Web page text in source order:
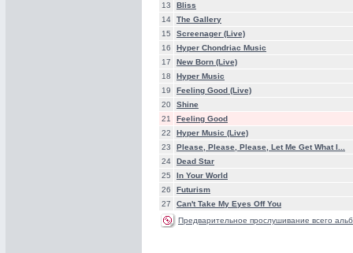
13
Bliss
14
The Gallery
15
Screenager (Live)
16
Hyper Chondriac Music
17
New Born (Live)
18
Hyper Music
19
Feeling Good (Live)
20
Shine
21
Feeling Good
22
Hyper Music (Live)
23
Please, Please, Please, Let Me Get What I...
24
Dead Star
25
In Your World
26
Futurism
27
Can't Take My Eyes Off You
Предварительное прослушивание всего